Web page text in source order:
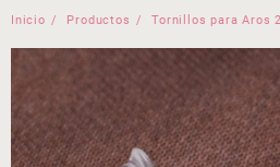
Inicio Productos Tornillos para Aros 2